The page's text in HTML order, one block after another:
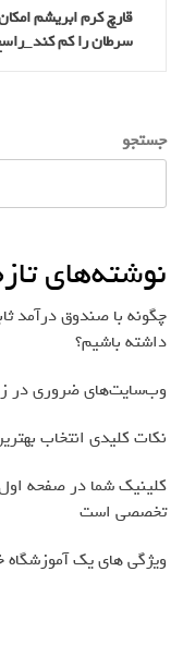
قارچ کرم ابریشم
سرطان را کم
جستجو
نوشته‌های
چگونه با صندوق درآمد
داشته باشیم؟
وب‌سایت‌های ضروری در
نکات کلیدی انتخاب
کلینیک شما در صفحه
تخصصی است
ویژگی های یک